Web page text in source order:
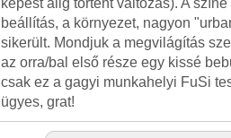
képest alig történt változás). A
beállítás, a környezet, nagyon
sikerült. Mondjuk a megvilágítás
az orra/bal első része egy kissé
csak ez a gagyi munkahelyi FuSi
ügyes, grat!